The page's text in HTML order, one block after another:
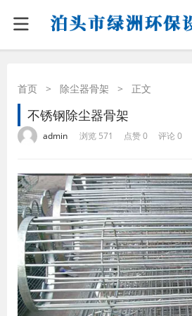
首页 > 除尘器骨架 > 正文
不锈钢除尘器骨架
admin 浏览 571 点赞 0 评论 0